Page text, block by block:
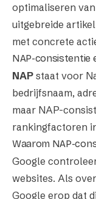
optimaliseren
uitgebreide
met concrete
NAP-consistentie
NAP staat voor
bedrijfsnaam,
maar NAP-
rankingfactoren
Waarom NAP-
Google
websites. Als
Google erop dat